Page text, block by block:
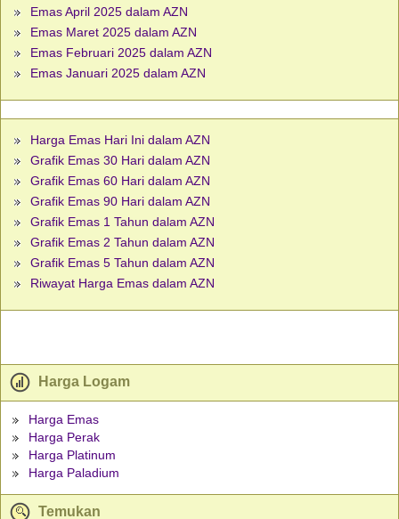
Emas April 2025 dalam AZN
Emas Maret 2025 dalam AZN
Emas Februari 2025 dalam AZN
Emas Januari 2025 dalam AZN
Harga Emas Hari Ini dalam AZN
Grafik Emas 30 Hari dalam AZN
Grafik Emas 60 Hari dalam AZN
Grafik Emas 90 Hari dalam AZN
Grafik Emas 1 Tahun dalam AZN
Grafik Emas 2 Tahun dalam AZN
Grafik Emas 5 Tahun dalam AZN
Riwayat Harga Emas dalam AZN
Harga Logam
Harga Emas
Harga Perak
Harga Platinum
Harga Paladium
Temukan